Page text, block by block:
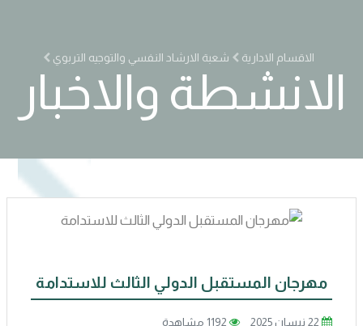
الاقسام الادارية شعبة الارشاد النفسي والتوجيه التربوي
الانشطة والاخبار
مهرجان المستقبل الدولي الثالث للاستدامة
22 نيسان 2025 1192 مشاهدة